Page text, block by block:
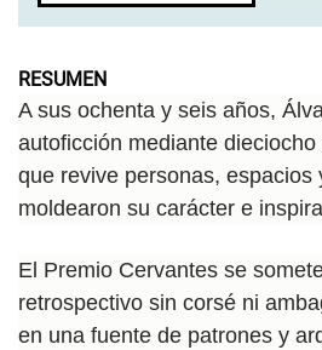
RESUMEN
A sus ochenta y seis años,
autoficción mediante
que revive personas, espacios
moldearon su carácter e
El Premio Cervantes se
retrospectivo sin corsé ni
en una fuente de patrones y